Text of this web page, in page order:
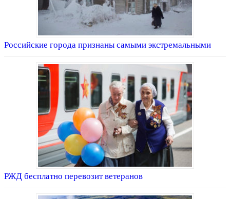
Российские города признаны самыми экстремальными
РЖД бесплатно перевозит ветеранов